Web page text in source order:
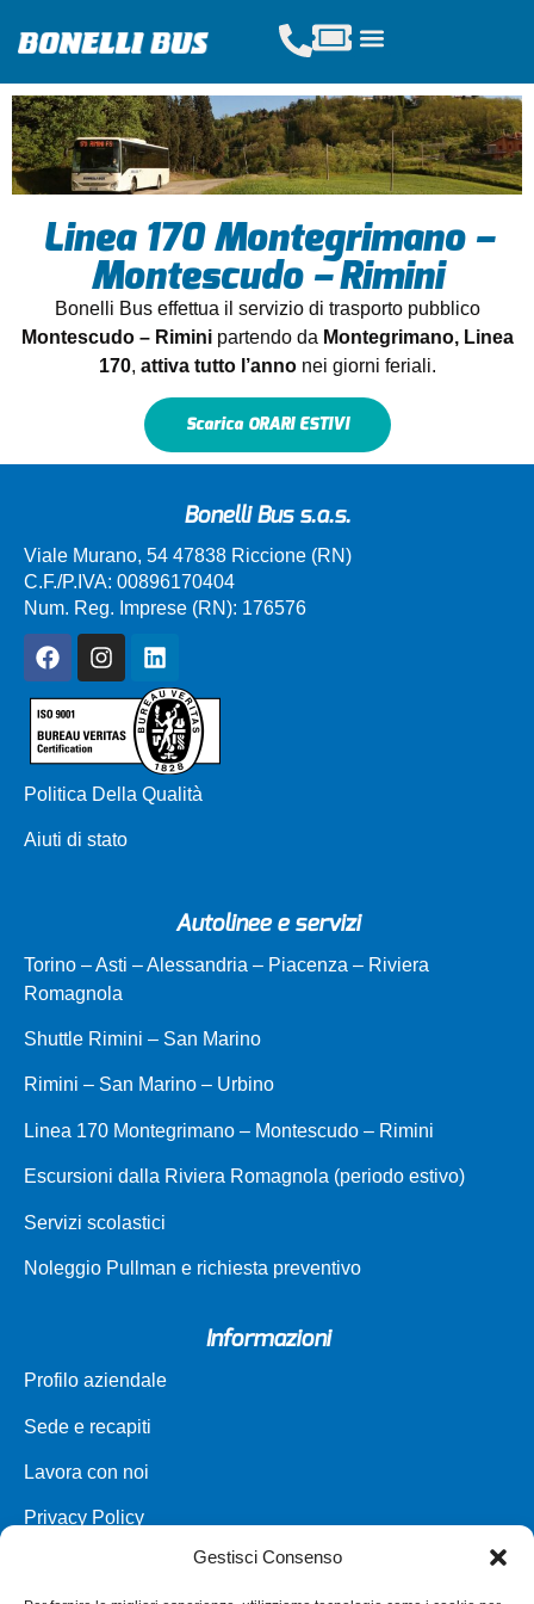
Gestisci Consenso
Linea 170 Montegrimano –
Montescudo – Rimini
Bonelli Bus effettua il servizio di trasporto pubblico
Montescudo – Riminipartendo da Montegrimano, Linea
170, attiva tutto l’annonei giorni feriali.
Scarica ORARI ESTIVI
Bonelli Bus s.a.s.
Viale Murano, 54 47838 Riccione (RN)
C.F./P.IVA: 00896170404
Num. Reg. Imprese (RN): 176576
Politica Della Qualità
Aiuti di stato
Autolinee e servizi
Torino – Asti – Alessandria – Piacenza – Riviera
Romagnola
Shuttle Rimini – San Marino
Rimini – San Marino – Urbino
Linea 170 Montegrimano – Montescudo – Rimini
Escursioni dalla Riviera Romagnola (periodo estivo)
Servizi scolastici
Noleggio Pullman e richiesta preventivo
Informazioni
Profilo aziendale
Sede e recapiti
Lavora con noi
Privacy Policy